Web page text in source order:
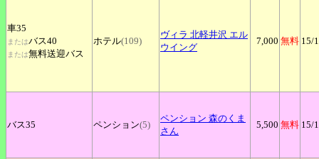
車35
またはバス40
または無料送迎バス
ホテル(109)
ヴィラ 北軽井沢 エル
ウイング
7,000 無料 15/
バス35 ペンション(5)
ペンション 森のくま
さん
5,500 無料 15/